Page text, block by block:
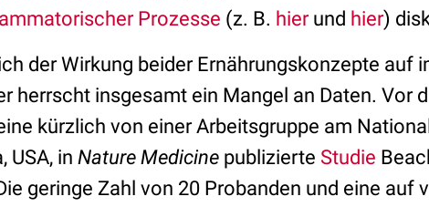
Prozesse (z. B. hierund hier)
der Wirkung beider Ernährungskonzepte auf
herrscht insgesamt ein Mangel an Daten. Vor
kürzlich von einer Arbeitsgruppe am
USA, in Nature Medicine publizierte Studie
geringe Zahl von 20 Probanden und eine auf